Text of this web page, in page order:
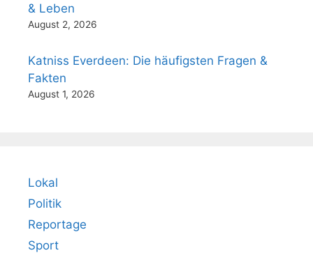
& Leben
August 2, 2026
Katniss Everdeen: Die häufigsten Fragen &
Fakten
August 1, 2026
Lokal
Politik
Reportage
Sport